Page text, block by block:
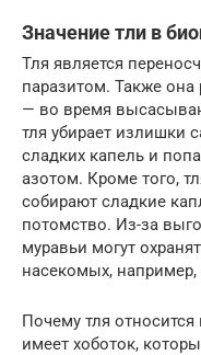
Значение тли в
Тля является
паразитом. Также она
— во время
тля убирает излишки
сладких капель и
азотом. Кроме того,
собирают сладкие
потомство. Из-за
муравьи могут
насекомых,
Почему тля
имеет хоботок,